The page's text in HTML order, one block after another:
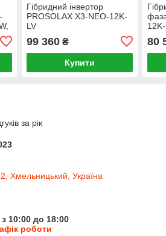
Гібридний інвертор
PROSOLAX X3-NEO-12K-
LV
99 360₴
Купити
80
за рік
Хмельницький, Україна
10:00 до 18:00
роботи